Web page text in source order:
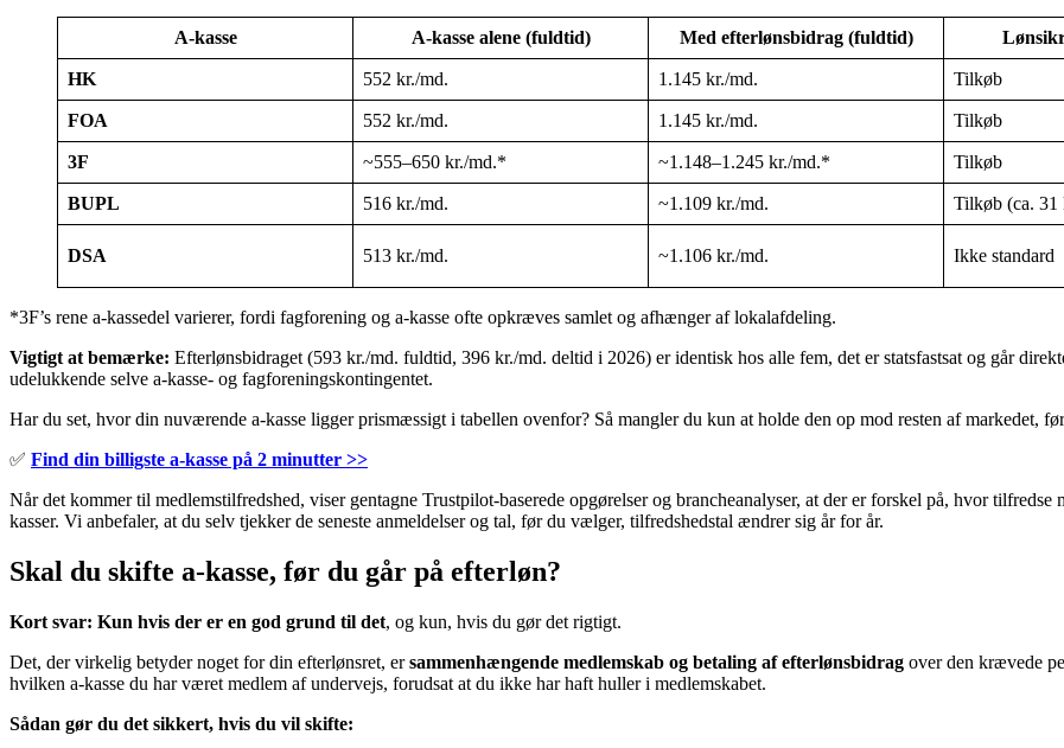
A-kasse A-kasse alene (fuldtid) Med efterlønsbidrag (fuldtid)
HK 552 kr./md. 1.145 kr./md. Tilkøb
FOA 552 kr./md. 1.145 kr./md. Tilkøb
3F ~555–650 kr./md.* ~1.148–1.245 kr./md.* Tilkøb
BUPL 516 kr./md. ~1.109 kr./md. Tilkøb (ca. 31
DSA 513 kr./md. ~1.106 kr./md. Ikke standard
*3F’s rene a-kassedel varierer, fordi fagforening og a-kasse ofte opkræves samlet og afhænger af lokalafdeling.
Vigtigt at bemærke: Efterlønsbidraget (593 kr./md. fuldtid, 396 kr./md. deltid i 2026) er identisk hos alle fem, det er statsfastsat og går
udelukkende selve a-kasse- og fagforeningskontingentet.
Har du set, hvor din nuværende a-kasse ligger prismæssigt i tabellen ovenfor? Så mangler du kun at holde den op mod resten af markedet,
✅ Find din billigste a-kasse på 2 minutter >>
Når det kommer til medlemstilfredshed, viser gentagne Trustpilot-baserede opgørelser og brancheanalyser, at der er forskel på, hvor
kasser. Vi anbefaler, at du selv tjekker de seneste anmeldelser og tal, før du vælger, tilfredshedstal ændrer sig år for år.
Skal du skifte a-kasse, før du går på efterløn?
Kort svar: Kun hvis der er en god grund til det, og kun, hvis du gør det rigtigt.
Det, der virkelig betyder noget for din efterlønsret, ersammenhængende medlemskab og betaling af efterlønsbidrag over den krævede
hvilken a-kasse du har været medlem af undervejs, forudsat at du ikke har haft huller i medlemskabet.
Sådan gør du det sikkert, hvis du vil skifte: